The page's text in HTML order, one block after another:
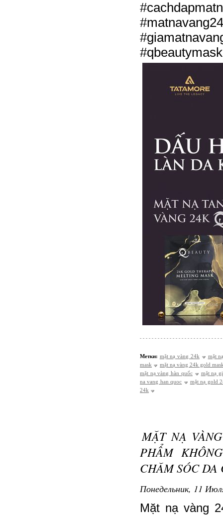
Метки: mặt nạ vàng 24k
mặt
mask
mặt nạ vàng 24k gold
mặt nạ vàng hàn quốc
mặt nạ
na vang han quoc
mặt nạ gold
24k
MẶT NẠ
PHẨM
CHĂM SÓC
Понедельник, 11
Mặt nạ vàng